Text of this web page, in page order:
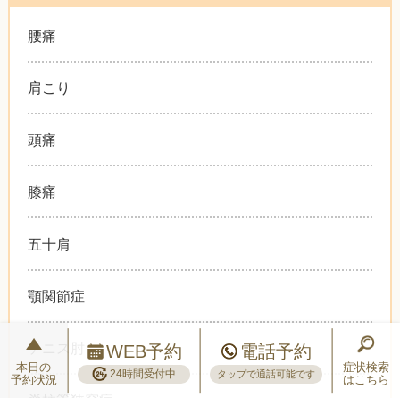
腰痛
肩こり
頭痛
膝痛
五十肩
顎関節症
テニス肘
本日の
予約状況
WEB予約
24時間受付中
電話予約
タップで通話可能です
症状検索
はこちら